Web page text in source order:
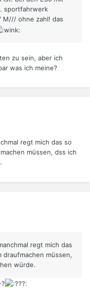
sportfahrwerk
M/// ohne zahl! das
zu sein, aber ich
was ich meine?
regt mich das so
müssen, dss ich
regt mich das
draufmachen müssen,
würde.